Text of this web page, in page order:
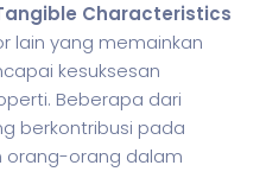
Characteristics
lain yang memainkan
kesuksesan
Beberapa dari
berkontribusi pada
orang-orang dalam